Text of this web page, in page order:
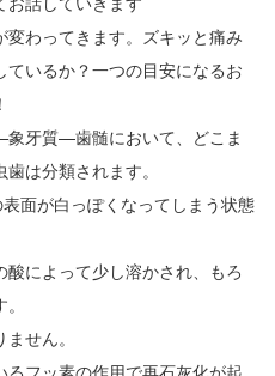
わってきます。ズキッと痛み
いるか？一つの目安になるお
牙質—歯髄において、どこま
は分類されます。
面が白っぽくなってしまう状態
によって少し溶かされ、もろ
せん。
フッ素の作用で再石灰化が起